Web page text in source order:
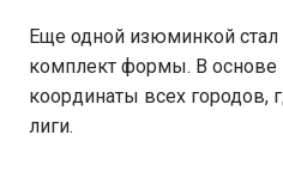
Еще одной изюминкой
комплект формы. В основе
координаты всех городов,
лиги.